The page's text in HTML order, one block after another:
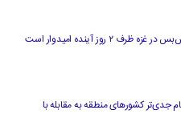
روز آینده امیدوار است
جدی‌تر کشورهای منطقه به مقابله با